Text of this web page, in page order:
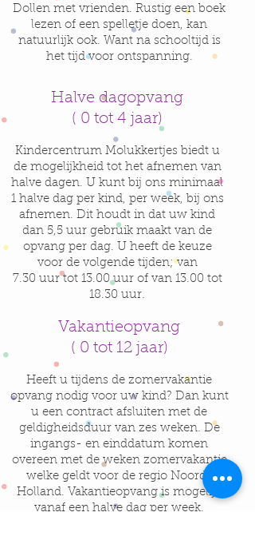
Dollen met vrienden. Rustig een boek
lezen of een spelletje doen, kan
natuurlijk ook. Want na schooltijd is
het tijd voor ontspanning.
Halve dagopvang
( 0 tot 4 jaar)
Kindercentrum Molukkertjes biedt u
de mogelijkheid tot het afnemen van
halve dagen. U kunt bij ons minimaal
1 halve dag per kind, per week, bij ons
afnemen. Dit houdt in dat uw kind
dan 5,5 uur gebruik maakt van de
opvang per dag. U heeft de keuze
voor de volgende tijden; van
7.30 uur tot 13.00 uur of van 13.00 tot
18.30 uur.
Vakantieopvang
( 0 tot 12 jaar)
Heeft u tijdens de zomervakantie
opvang nodig voor uw kind? Dan kunt
u een contract afsluiten met de
geldigheidsduur van zes weken. De
ingangs- en einddatum komen
overeen met de weken zomervakantie
welke geldt voor de regio Noord-
Holland. Vakantieopvang is mogelijk
vanaf een halve dag per week.